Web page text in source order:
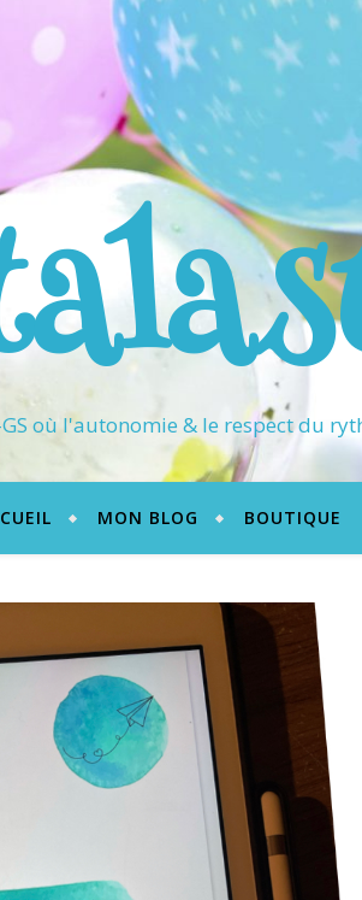
GS où l'autonomie & le respect du
MON BLOG BOUTIQUE